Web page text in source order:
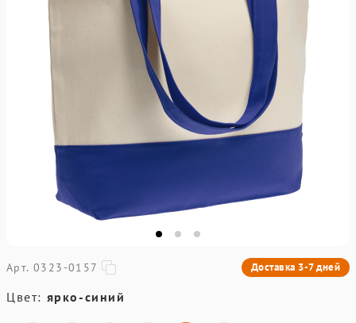
Арт. 0323-0157 Доставка 3-7 дней
Цвет: ярко-синий